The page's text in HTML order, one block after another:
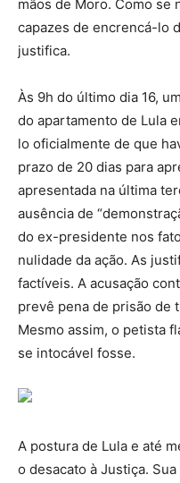
mãos de Moro. Como se
capazes de encrencá-lo
justifica.
Às 9h do último dia 16,
do apartamento de Lula
lo oficialmente de que
prazo de 20 dias para
apresentada na última
ausência de
do ex-presidente nos
nulidade da ação. As
factíveis. A acusação
prevê pena de prisão de
Mesmo assim, o petista
se intocável fosse.
A postura de Lula e até
o desacato à Justiça.